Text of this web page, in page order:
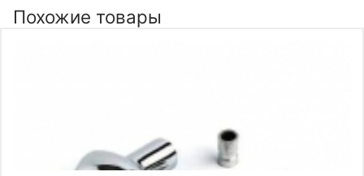
шар.
Похожие товары